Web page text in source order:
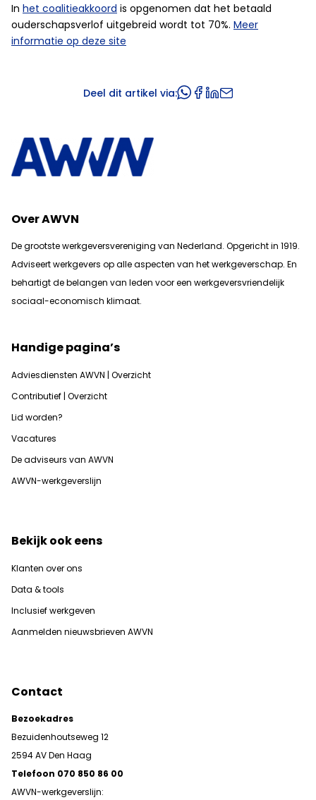
In het coalitieakkoord is opgenomen dat het betaald
ouderschapsverlof uitgebreid wordt tot 70%. Meer
informatie op deze site
Deel dit artikel via:
Over AWVN
De grootste werkgeversvereniging van Nederland. Opgericht in 1919.
Adviseert werkgevers op alle aspecten van het werkgeverschap. En
behartigt de belangen van leden voor een werkgeversvriendelijk
sociaal-economisch klimaat.
Handige pagina’s
Adviesdiensten AWVN | Overzicht
Contributief | Overzicht
Lid worden?
Vacatures
De adviseurs van AWVN
AWVN-werkgeverslijn
Bekijk ook eens
Klanten over ons
Data & tools
Inclusief werkgeven
Aanmelden nieuwsbrieven AWVN
Contact
Bezoekadres
Bezuidenhoutseweg 12
2594 AV Den Haag
Telefoon 070 850 86 00
AWVN-werkgeverslijn: